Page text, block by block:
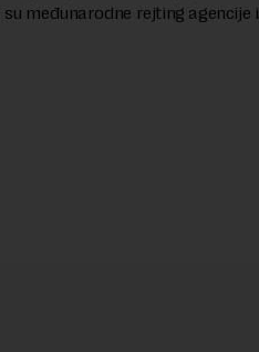
su međunarodne rejting agencije i